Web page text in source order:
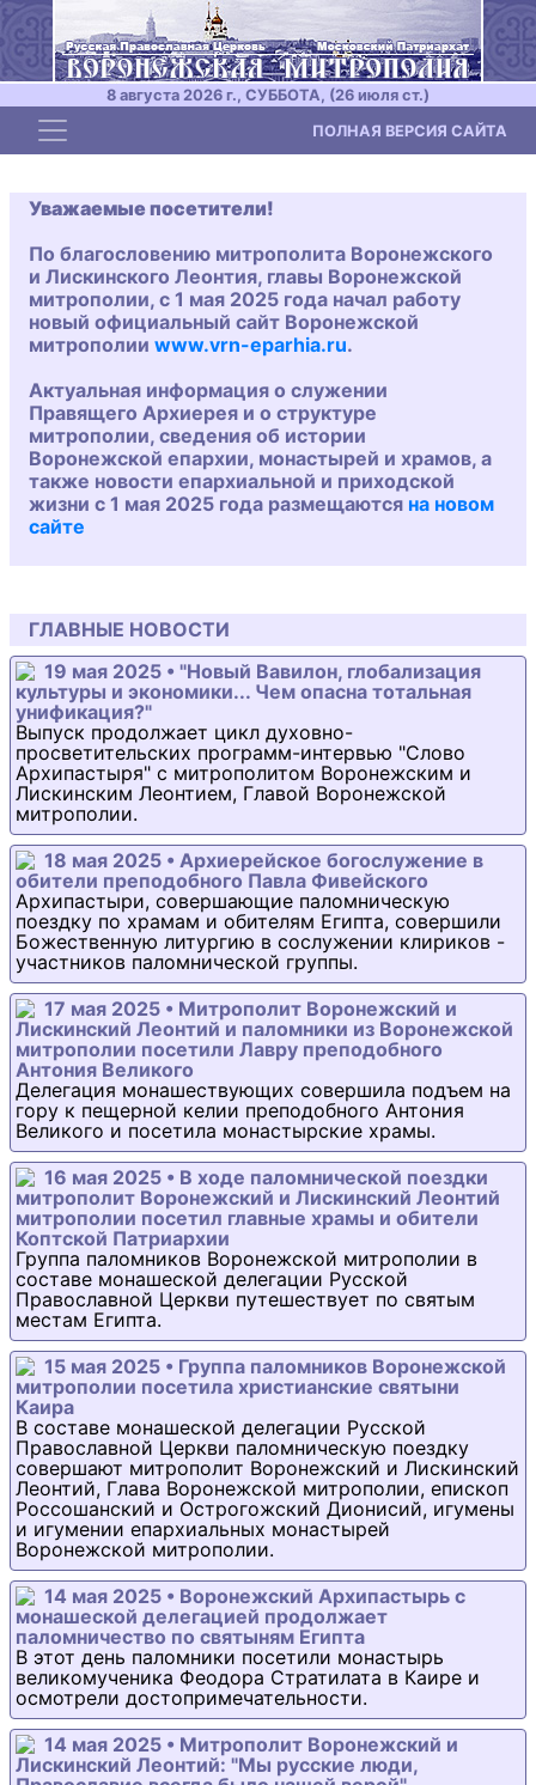
8 августа 2026 г., СУББОТА, (26 июля ст.)
Toggle navigation ПОЛНАЯ ВЕРСИЯ САЙТА
Уважаемые посетители!
По благословению митрополита Воронежского
и Лискинского Леонтия, главы Воронежской
митрополии, с 1 мая 2025 года начал работу
новый официальный сайт Воронежской
митрополии www.vrn-eparhia.ru.
Актуальная информация о служении
Правящего Архиерея и о структуре
митрополии, сведения об истории
Воронежской епархии, монастырей и храмов, а
также новости епархиальной и приходской
жизни с 1 мая 2025 года размещаются на новом
сайте
ГЛАВНЫЕ НОВОСТИ
19 мая 2025 • "Новый Вавилон, глобализация
культуры и экономики... Чем опасна тотальная
унификация?"
Выпуск продолжает цикл духовно-
просветительских программ-интервью "Слово
Архипастыря" с митрополитом Воронежским и
Лискинским Леонтием, Главой Воронежской
митрополии.
18 мая 2025 • Архиерейское богослужение в
обители преподобного Павла Фивейского
Архипастыри, совершающие паломническую
поездку по храмам и обителям Египта, совершили
Божественную литургию в сослужении клириков -
участников паломнической группы.
17 мая 2025 • Митрополит Воронежский и
Лискинский Леонтий и паломники из Воронежской
митрополии посетили Лавру преподобного
Антония Великого
Делегация монашествующих совершила подъем на
гору к пещерной келии преподобного Антония
Великого и посетила монастырские храмы.
16 мая 2025 • В ходе паломнической поездки
митрополит Воронежский и Лискинский Леонтий
митрополии посетил главные храмы и обители
Коптской Патриархии
Группа паломников Воронежской митрополии в
составе монашеской делегации Русской
Православной Церкви путешествует по святым
местам Египта.
15 мая 2025 • Группа паломников Воронежской
митрополии посетила христианские святыни
Каира
В составе монашеской делегации Русской
Православной Церкви паломническую поездку
совершают митрополит Воронежский и Лискинский
Леонтий, Глава Воронежской митрополии, епископ
Россошанский и Острогожский Дионисий, игумены
и игумении епархиальных монастырей
Воронежской митрополии.
14 мая 2025 • Воронежский Архипастырь с
монашеской делегацией продолжает
паломничество по святыням Египта
В этот день паломники посетили монастырь
великомученика Феодора Стратилата в Каире и
осмотрели достопримечательности.
14 мая 2025 • Митрополит Воронежский и
Лискинский Леонтий: "Мы русские люди,